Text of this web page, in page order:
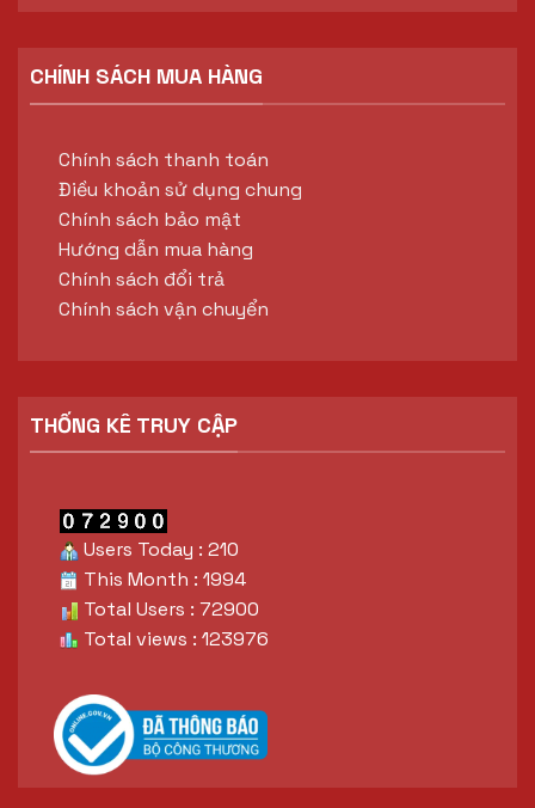
CHÍNH SÁCH MUA HÀNG
Chính sách thanh toán
Điều khoản sử dụng chung
Chính sách bảo mật
Hướng dẫn mua hàng
Chính sách đổi trả
Chính sách vận chuyển
THỐNG KÊ TRUY CẬP
Users Today : 210
This Month : 1994
Total Users : 72900
Total views : 123976